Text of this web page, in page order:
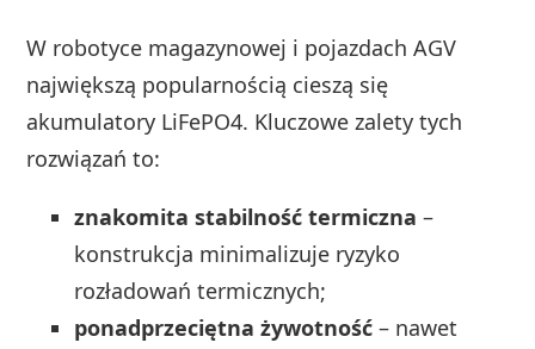
W robotyce magazynowej i pojazdach AGV
największą popularnością cieszą się
akumulatory LiFePO4. Kluczowe zalety tych
rozwiązań to:
znakomita stabilność termiczna –
konstrukcja minimalizuje ryzyko
rozładowań termicznych;
ponadprzeciętna żywotność – nawet